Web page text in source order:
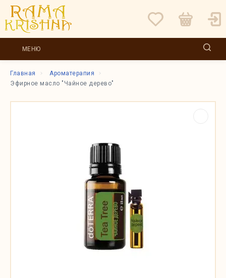
МЕНЮ
Главная
Ароматерапия
Эфирное масло "Чайное дерево"